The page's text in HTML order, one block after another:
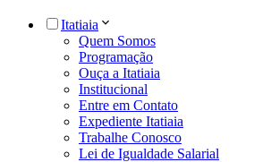
Itatiaia
Quem Somos
Programação
Ouça a Itatiaia
Institucional
Entre em Contato
Expediente Itatiaia
Trabalhe Conosco
Lei de Igualdade Salarial